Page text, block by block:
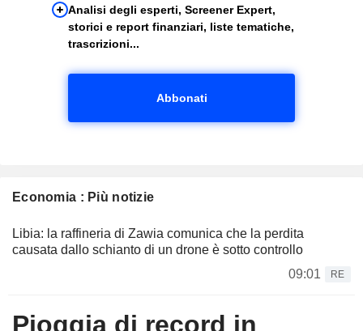
Analisi degli esperti, Screener Expert,
storici e report finanziari, liste tematiche,
trascrizioni...
Abbonati
Economia : Più notizie
Libia: la raffineria di Zawia comunica che la perdita
causata dallo schianto di un drone è sotto controllo
09:01
RE
Pioggia di record in